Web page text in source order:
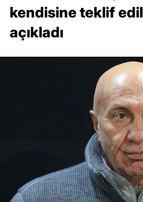
kendisine teklif
açıkladı